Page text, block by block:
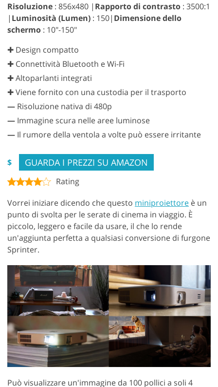
Risoluzione : 856x480 | Rapporto di contrasto : 3500:1
| Luminosità (Lumen) : 150| Dimensione dello
schermo : 10"-150"
✚ Design compatto
✚ Connettività Bluetooth e Wi-Fi
✚ Altoparlanti integrati
✚ Viene fornito con una custodia per il trasporto
— Risoluzione nativa di 480p
— Immagine scura nelle aree luminose
— Il rumore della ventola a volte può essere irritante
$ GUARDA I PREZZI SU AMAZON
Rating
Vorrei iniziare dicendo che questo miniproiettore è un
punto di svolta per le serate di cinema in viaggio. È
piccolo, leggero e facile da usare, il che lo rende
un'aggiunta perfetta a qualsiasi conversione di furgone
Sprinter.
Può visualizzare un'immagine da 100 pollici a soli 4